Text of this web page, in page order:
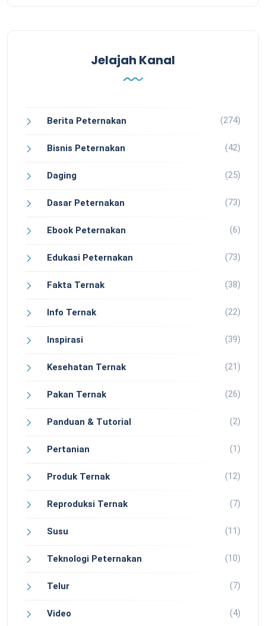
Jelajah Kanal
Berita Peternakan (274)
Bisnis Peternakan (42)
Daging (25)
Dasar Peternakan (73)
Ebook Peternakan (6)
Edukasi Peternakan (73)
Fakta Ternak (38)
Info Ternak (22)
Inspirasi (39)
Kesehatan Ternak (21)
Pakan Ternak (26)
Panduan & Tutorial (2)
Pertanian (1)
Produk Ternak (12)
Reproduksi Ternak (7)
Susu (11)
Teknologi Peternakan (10)
Telur (7)
Video (4)